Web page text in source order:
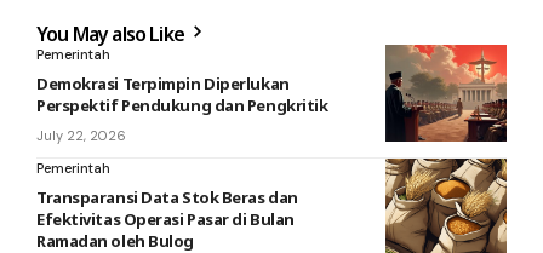
You May also Like
Pemerintah
Demokrasi Terpimpin Diperlukan
Perspektif Pendukung dan Pengkritik
July 22, 2026
Pemerintah
Transparansi Data Stok Beras dan
Efektivitas Operasi Pasar di Bulan
Ramadan oleh Bulog